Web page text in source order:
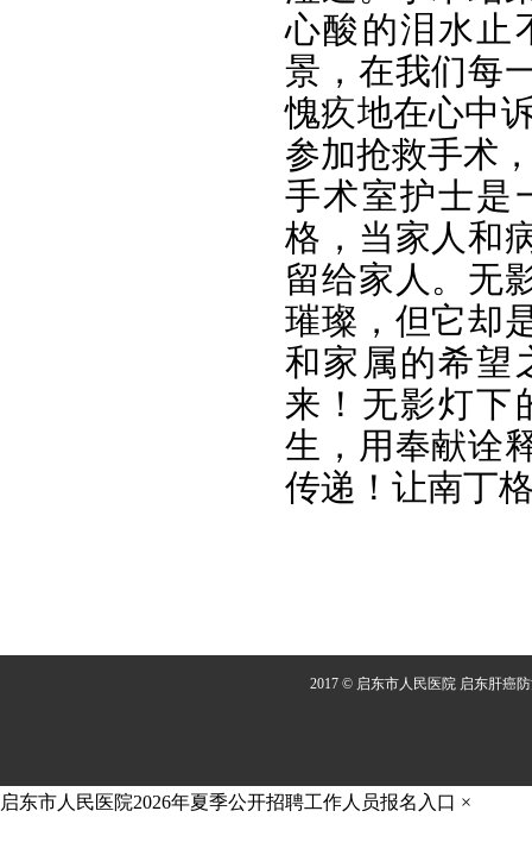
心酸的泪水止
景，在我们每
愧疚地在心中
参加抢救手术
手术室护士是
格，当家人和
留给家人。无
璀璨，但它却
和家属的希望
来！无影灯下
生，用奉献诠
传递！让南丁
2017 © 启东市人民医院 启东肝癌
启东市人民医院2026年夏季公开招聘工作人员报名入口 ×